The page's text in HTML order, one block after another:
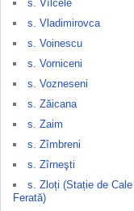
s. Vîlcele
s. Vladimirovca
s. Voinescu
s. Vorniceni
s. Vozneseni
s. Zăicana
s. Zaim
s. Zîmbreni
s. Zîrneşti
s. Zloți (Stație de Cale
Ferată)